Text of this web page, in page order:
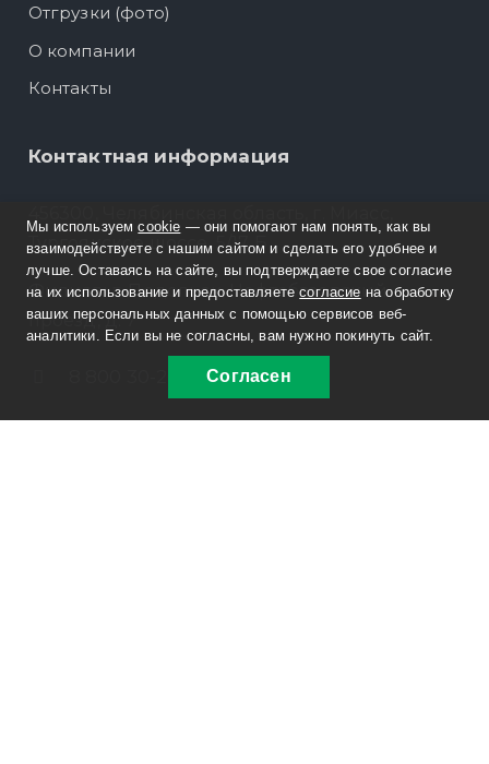
Отгрузки (фото)
О компании
Контакты
Контактная информация
Тургоякское шоссе, 5/17 Б
Филиал: г. Подольск, Нефтебазовский
проезд, д. 7
8 800 30-20-174
Мы используемcookie — они помогают нам понять, как вы
взаимодействуете с нашим сайтом и сделать его удобнее и
лучше. Оставаясь на сайте, вы подтверждаете свое согласие
на их использование и предоставляетесогласие на обработку
ваших персональных данных с помощью сервисов веб-
аналитики. Если вы не согласны, вам нужно покинуть сайт.
Согласен